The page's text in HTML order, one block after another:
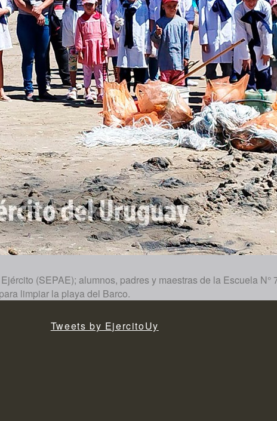
(SEPAE); alumnos, padres y maestras de la Escuela
limpiar la playa del Barco.
Tweets by EjercitoUy